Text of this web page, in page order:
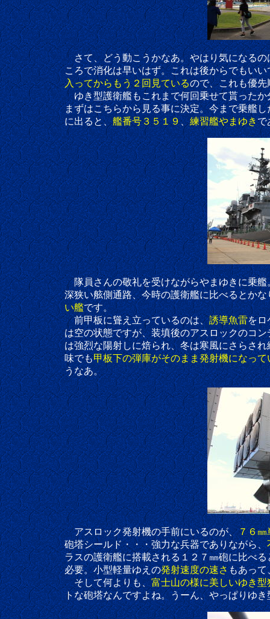
さて、どう動こうかなあ。やはり気になるの
ころで消化は早いはず。これは後からでもいいでし
入ってからもう２回見ているので、これも優
ゆき型護衛艦もこれまで何回乗せて貰ったか分
まずはこちらから見る事に決定。今まで乗艦し
に出ると、艦番号３５１９、練習艦やまゆきで
隊員さんの敬礼を受けながらやまゆきに乗艦。護衛
深狭い舷側通路、今時の護衛艦に比べるとかなりご
い艦です。
前甲板に聳え立っているのは、誘導魚雷をロ
は空の状態ですが、装填後のアスロックのコンデ
は強烈な陽射しに焙られ、冬は寒風にさらされ続
味でも甲板下の弾庫がそのまま発射機になって
うなあ。
アスロック発射機の手前にいるのが、７６㎜
砲塔シールド・・・強力な兵器でありながら、
ラスの護衛艦に搭載される１２７㎜砲に比べると打
必要。小型軽量ゆえの発射速度の速さもあって
そして何よりも、富士山の様に美しいゆき
トな砲塔なんですよね。うーん、やっぱりゆき型は